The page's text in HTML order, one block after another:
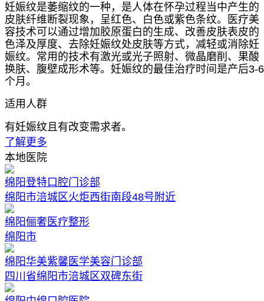
妊娠纹是萎缩纹的一种，是人体在怀孕过程当中产生的
皮肤纤维断裂现象，呈红色、白色或紫色条纹。医疗美
容技术可以通过增加胶原蛋白的生成、改善皮肤表皮的
色泽及厚度、去除妊娠纹处皮肤等方式，减轻或消除妊
娠纹。常用的技术有激光或光子照射、微晶磨削、果酸
换肤、腹壁成形术等。妊娠纹的最佳治疗时间是产后3-6
个月。
适用人群
有妊娠纹且有改变需求者。
了解更多
本地医院
绵阳登特口腔门诊部
绵阳市涪城区火炬西街南段48号附近
绵阳俪奢医疗整形
绵阳市
绵阳华美紫馨医学美容门诊部
四川省绵阳市涪城区双碑东街